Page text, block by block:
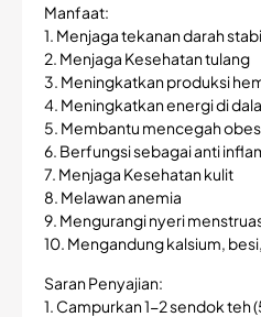
Manfaat:
1. Menjaga tekanan darah
2. Menjaga Kesehatan tulang
3. Meningkatkan produksi
4. Meningkatkan energi di
5. Membantu mencegah
6. Berfungsi sebagai anti
7. Menjaga Kesehatan kulit
8. Melawan anemia
9. Mengurangi nyeri
10. Mengandung kalsium,
Saran Penyajian:
1. Campurkan 1-2 sendok teh